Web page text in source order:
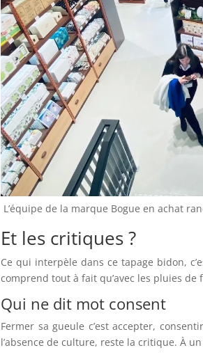
L’équipe de la marque Bogue en achat
Et les critiques ?
Ce qui interpèle dans ce tapage bidon,
comprend tout à fait qu’avec les pluies
Qui ne dit mot consent
Fermer sa gueule c’est accepter,
l’absence de culture, reste la critique. À